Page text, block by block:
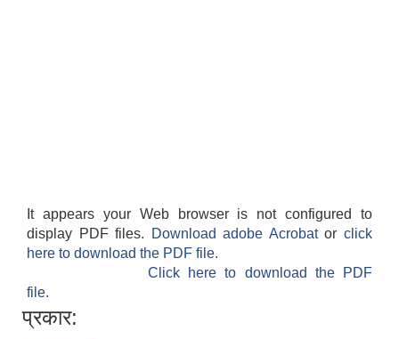
It appears your Web browser is not configured to
display PDF files.
Download adobe Acrobatorclick
here to download the PDF file.
Click here to download the PDF
file.
प्रकार: